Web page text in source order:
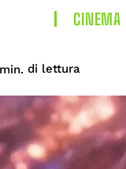
CINEMA
min. di lettura